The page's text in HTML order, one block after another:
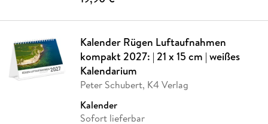
Kalender Rügen Luftaufnahmen
kompakt 2027: | 21 x 15 cm | weißes
Kalendarium
Peter Schubert, K4 Verlag
Kalender
Sofort lieferbar